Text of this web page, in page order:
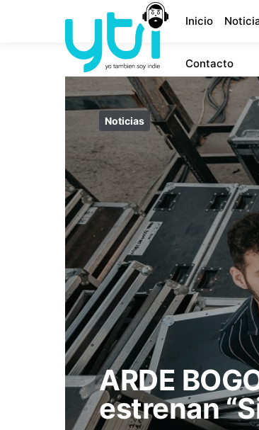
Inicio
Contacto
Noticias
ARDE
estrenan